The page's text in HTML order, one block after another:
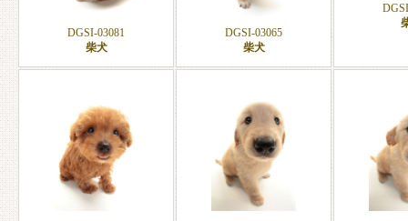
DGSI-03081
柴犬
DGSI-03065
柴犬